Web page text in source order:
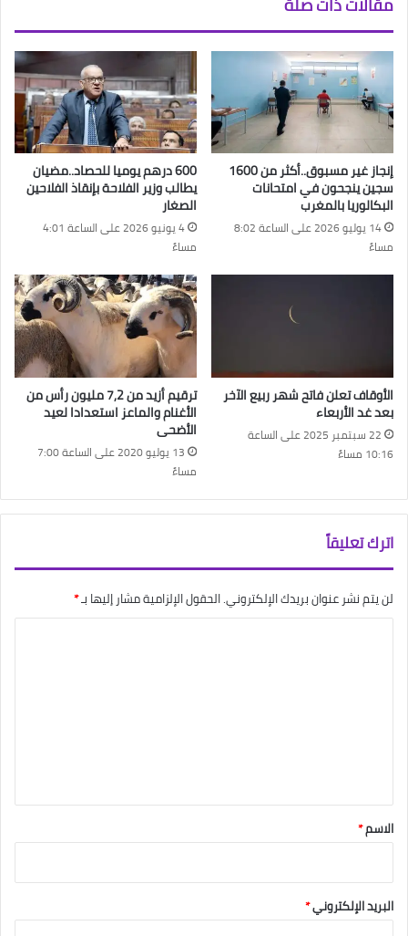
إنجاز غير مسبوق..أكثر من 1600
سجين ينجحون في امتحانات
البكالوريا بالمغرب
14 يوليو 2026 على الساعة 8:02
مساءً
600 درهم يوميا للحصاد..مضيان
يطالب وزير الفلاحة بإنقاذ الفلاحين
الصغار
4 يونيو 2026 على الساعة 4:01
مساءً
الأوقاف تعلن فاتح شهر ربيع الآخر
بعد غد الأربعاء
22 سبتمبر 2025 على الساعة
10:16 مساءً
ترقيم أزيد من 7,2 مليون رأس من
الأغنام والماعز استعدادا لعيد
الأضحى
13 يوليو 2020 على الساعة 7:00
مساءً
اترك تعليقاً
لن يتم نشر عنوان بريدك الإلكتروني.الحقول الإلزامية مشار إليها بـ*
*
الاسم*
البريد الإلكتروني*